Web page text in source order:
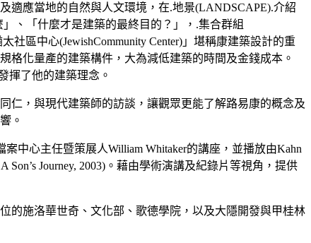
適應當地的自然與人文環境，在.地景(LANDSCAPE).介紹
、「什麼才是建築的最終目的？」，.集合群組
區中心(JewishCommunity Center)」堪稱康建築設計的重
格化量產的建築構件，大為減低建築的時間及金錢成本。
揮了他的建築理念。
仁，與現代建築師的訪談，讓觀眾更能了解路易康的概念及
。
中心主任暨策展人William Whitaker的講座，並播放由Kahn
Journey, 2003)。藉由學術演講及紀錄片等視角，提供
的施洛華世奇、文化部、歌德學院，以及大隱開發與甲桂林